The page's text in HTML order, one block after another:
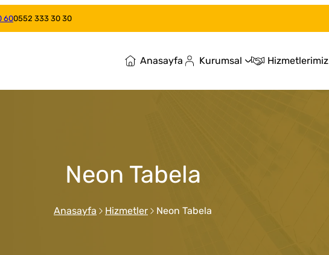
600552 333 30 30
Anasayfa Kurumsal Hizmetlerimiz
Neon Tabela
Anasayfa Hizmetler Neon Tabela